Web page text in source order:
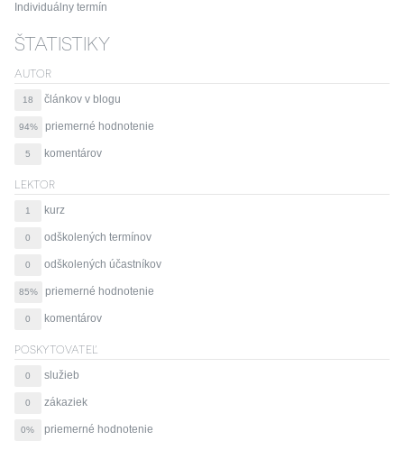
Individuálny termín
ŠTATISTIKY
AUTOR
18 článkov v blogu
94% priemerné hodnotenie
5 komentárov
LEKTOR
1 kurz
0 odškolených termínov
0 odškolených účastníkov
85% priemerné hodnotenie
0 komentárov
POSKYTOVATEĽ
0 služieb
0 zákaziek
0% priemerné hodnotenie